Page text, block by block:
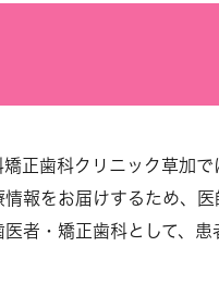
矯正歯科クリニック草加
情報をお届けするため、
者・矯正歯科として、